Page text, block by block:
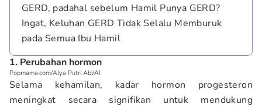
GERD, padahal sebelum Hamil Punya GERD?
Ingat, Keluhan GERD Tidak Selalu Memburuk
pada Semua Ibu Hamil
1. Perubahan hormon
Popmama.com/Alya Putri Abi/AI
Selama kehamilan, kadar hormon progesteron
meningkat secara signifikan untuk mendukung